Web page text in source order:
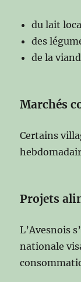
du lait
des
de la
Marchés
Certains
Projets
L’Avesnois
nationale